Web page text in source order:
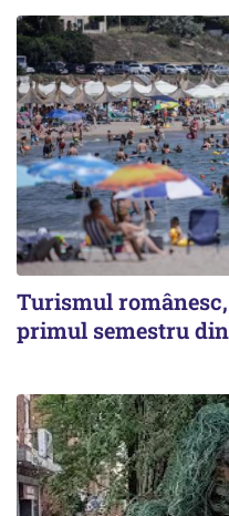
Turismul
primul semestru